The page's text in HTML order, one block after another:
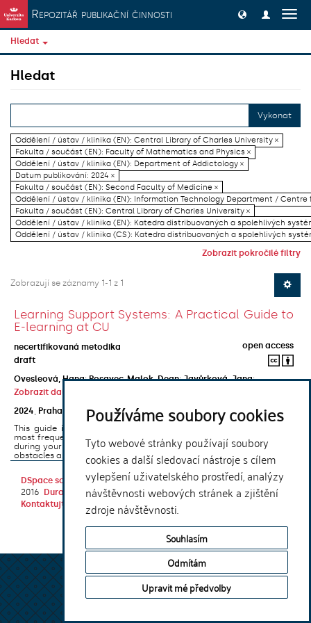
Používáme soubory cookies
Tyto webové stránky používají soubory
cookies a další sledovací nástroje s cílem
vylepšení uživatelského prostředí, analýzy
návštěvnosti webových stránek a zjištění
zdroje návštěvnosti.
Souhlasím
Odmítám
Upravit mé předvolby
Přeskočit na obsah
Repozitář publikační činnosti
Hledat
Hledat
Vykonat
Oddělení / ústav / klinika (EN): Central Library of Charles University ×
Fakulta / součást (EN): Faculty of Mathematics and Physics ×
Oddělení / ústav / klinika (EN): Department of Addictology ×
Datum publikování: 2024 ×
Fakulta / součást (EN): Second Faculty of Medicine ×
Oddělení / ústav / klinika (EN): Information Technology Department / Centre
Fakulta / součást (EN): Central Library of Charles University ×
Oddělení / ústav / klinika (EN): Katedra distribuovaných a spolehlivých
Oddělení / ústav / klinika (CS): Katedra distribuovaných a spolehlivých
Zobrazit pokročilé filtry
Zobrazují se záznamy 1-1 z 1
Learning Support Systems: A Practical Guide to
E-learning at CU
necertifikovaná metodika
open access
draft
Ovesleová, Hana;Posavec-Malok, Dean;Javůrková, Jana;
Zobrazit další autory
2024
Praha
Univerzita Karlova, Nakladatelství Karolinum
This guide introduces the e-learning support tools that are used
most frequently at Charles University and that you may encounter
during your studies. It will also help you to avoid the most common
obstacles associated ...
DSpace softwarecopyright © 2002-
2016
DuraSpace
Kontaktujte nás
Vyjádření názoru
Theme by